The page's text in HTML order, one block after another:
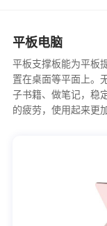
平板电脑
平板支撑板能为平板
置在桌面等平面上。
子书籍、做笔记，稳
的疲劳，使用起来更